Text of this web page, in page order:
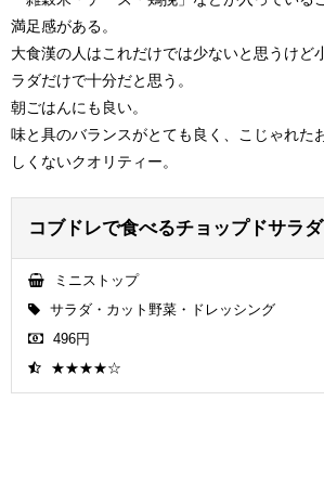
満足感がある。
大食漢の人はこれだけでは少ないと思うけど
ラダだけで十分だと思う。
朝ごはんにも良い。
味と具のバランスがとても良く、こじゃれた
しくないクオリティー。
コブドレで食べるチョップドサラダ
ミニストップ
サラダ・カット野菜・ドレッシング
496円
★★★★☆